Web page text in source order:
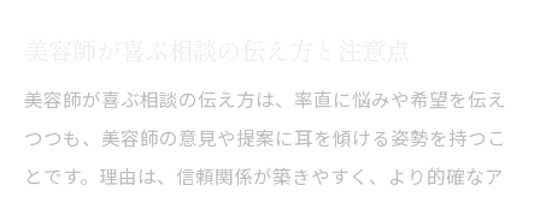
美容院選びで後悔しないための提案活用法
美容院の提案を活かす髪型選びのコツ
後悔しない美容院選びのポイントを解説
美容師が喜ぶ相談の伝え方は、率直に悩みや希望を伝え
つつも、美容師の意見や提案に耳を傾ける姿勢を持つこ
とです。理由は、信頼関係が築きやすく、より的確なア